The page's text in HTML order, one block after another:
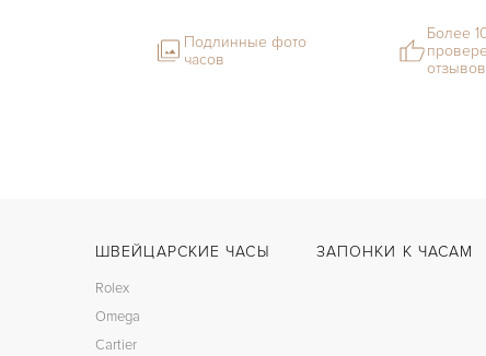
Подлинные фото
часов
Более
отзывов
ШВЕЙЦАРСКИЕ ЧАСЫ
Rolex
Omega
Cartier
ЗАПОНКИ К ЧАСАМ